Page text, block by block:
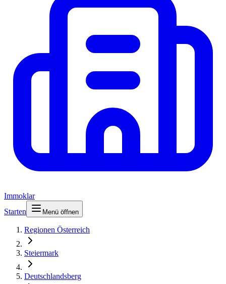
Immoklar
Starten
Menü öffnen
Regionen Österreich
Steiermark
Deutschlandsberg